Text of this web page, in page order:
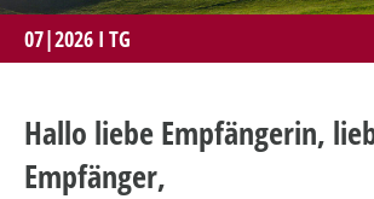
07|2026 I TG
Hallo liebe Empfängerin,
Empfänger,